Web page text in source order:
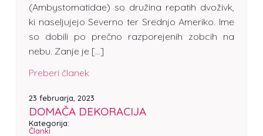
(Ambystomatidae) so družina repatih dvoživk,
ki naseljujejo Severno ter Srednjo Ameriko. Ime
so dobili po prečno razporejenih zobcih na
nebu. Zanje je […]
Preberi članek
23 februarja, 2023
DOMAČA DEKORACIJA
Kategorija:
Članki